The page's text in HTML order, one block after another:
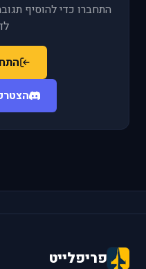
התחברו כדי להוסיף
פריפלייט